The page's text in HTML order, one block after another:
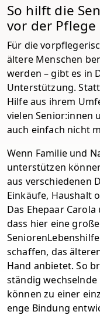
So hilft die
vor der Pflege
Für die
ältere Menschen
werden – gibt es in
Unterstützung.
Hilfe aus ihrem
vielen Senior:innen
auch einfach nicht
Wenn Familie und
unterstützen
aus verschiedenen
Einkäufe, Haushalt
Das Ehepaar
dass hier eine
schaffen, das
Hand anbietet. So
ständig
können zu einer
enge Bindung